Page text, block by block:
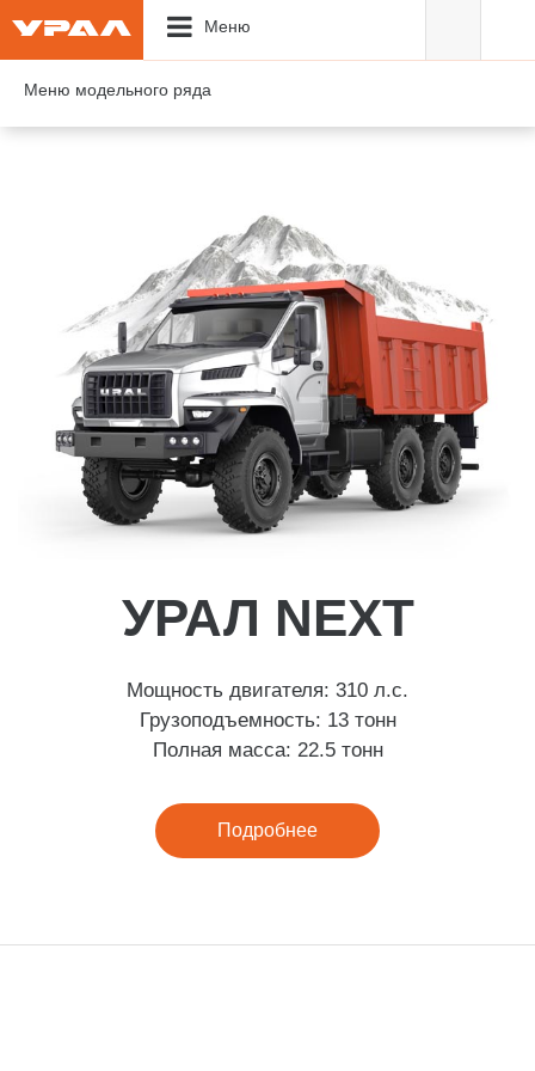
Меню
Меню модельного ряда
УРАЛ NEXT
Мощность двигателя: 310 л.с.
Грузоподъемность: 13 тонн
Полная масса: 22.5 тонн
Подробнее